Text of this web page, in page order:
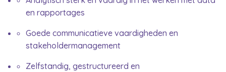
en rapportages
Goede communicatieve vaardigheden en
stakeholdermanagement
Zelfstandig, gestructureerd en